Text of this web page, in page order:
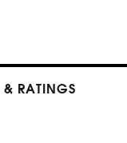
& RATINGS